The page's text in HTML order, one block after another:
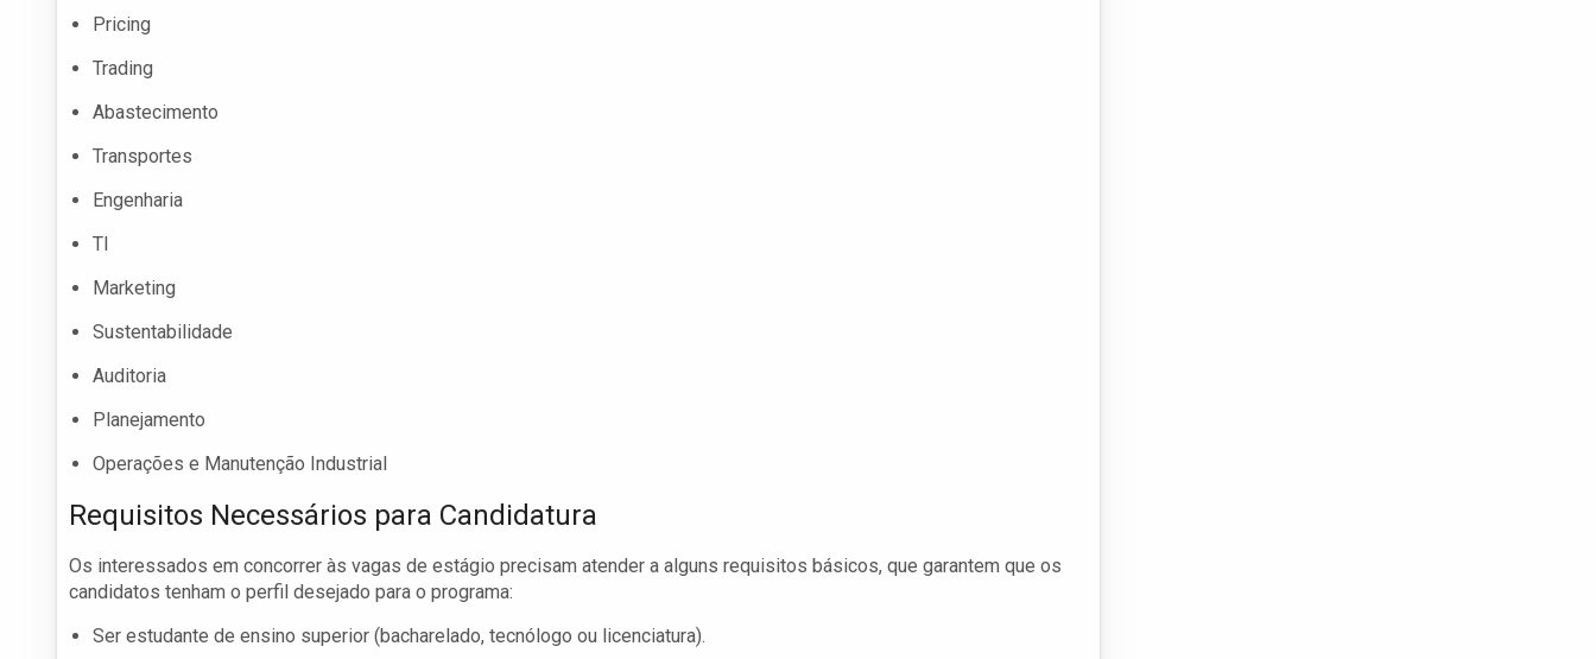
Pricing
Trading
Abastecimento
Transportes
Engenharia
TI
Marketing
Sustentabilidade
Auditoria
Planejamento
Operações e Manutenção Industrial
Requisitos Necessários para Candidatura
Os interessados em concorrer às vagas de estágio precisam atender a alguns requisitos básicos, que garantem que os
candidatos tenham o perfil desejado para o programa:
Ser estudante de ensino superior (bacharelado, tecnólogo ou licenciatura).